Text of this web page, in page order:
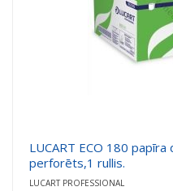
LUCART ECO 180
perforēts,1 rullis.
LUCART PROFESSIONAL